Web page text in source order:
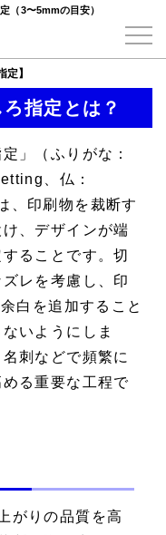
（3〜5mmの目安）
定】
指定とは？
」（ふりがな：
、仏：
印刷物を裁断す
、デザインが端
ることです。切
レを考慮し、印
白を追加すること
いようにしま
刺などで頻繁に
る重要な工程で
がりの品質を高